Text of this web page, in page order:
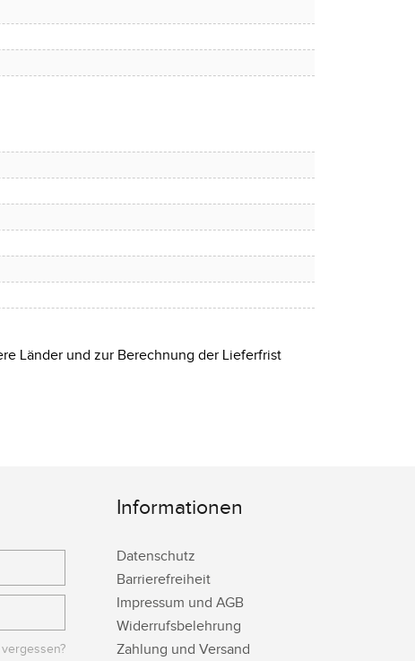
Länder und zur Berechnung der Lieferfrist
Informationen
Datenschutz
Barrierefreiheit
Impressum und AGB
Widerrufsbelehrung
Zahlung und Versand